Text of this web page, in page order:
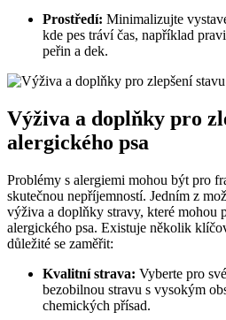
Prostředí: Minimalizujte
kde pes tráví čas, například
peřin a dek.
Výživa a doplňky pro
alergického psa
Problémy s alergiemi mohou být pro
skutečnou nepříjemností. Jedním z
výživa a doplňky stravy, které mohou
alergického psa. Existuje několik
důležité se zaměřit:
Kvalitní strava: Vyberte pro
bezobilnou stravu s vysokým
chemických přísad.